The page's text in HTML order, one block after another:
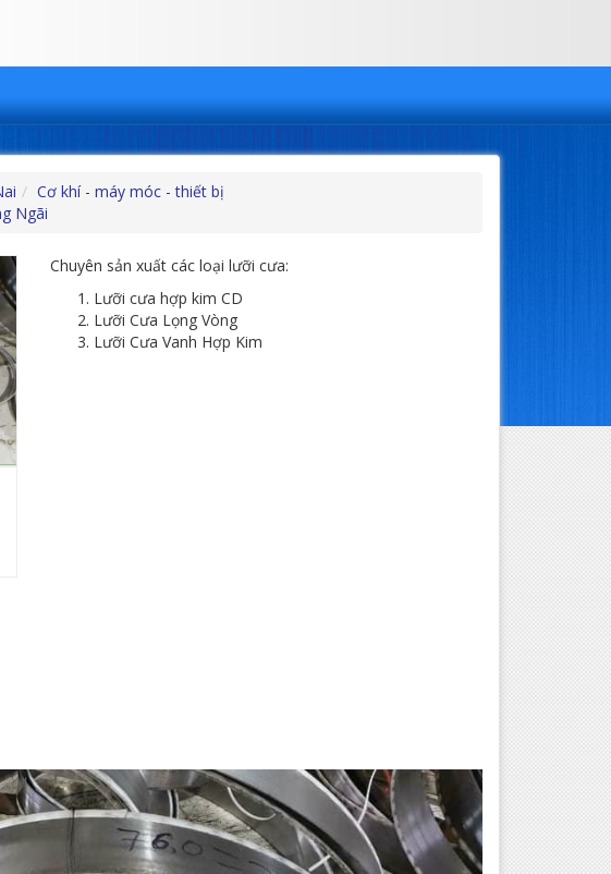
Cơ khí - máy móc - thiết bị
Ngãi
Chuyên sản xuất các loại lưỡi cưa:
Lưỡi cưa hợp kim CD
Lưỡi Cưa Lọng Vòng
Lưỡi Cưa Vanh Hợp Kim